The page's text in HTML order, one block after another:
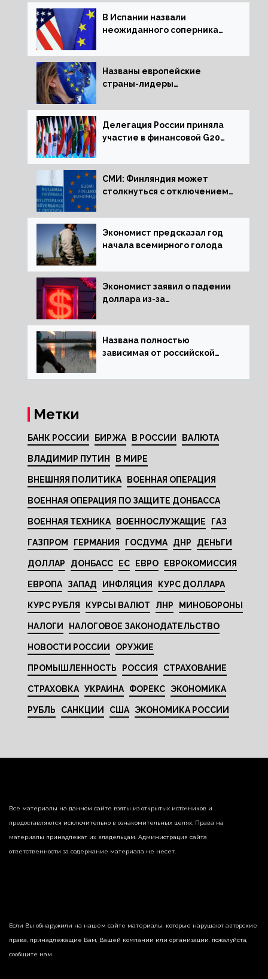
В Испании назвали
неожиданного соперника
Названы европейские
страны-лидеры
активов
Делегация России приняла
участие в финансовой G20
СМИ: Финляндия может
столкнуться с отключением
Экономист предсказал год
начала всемирного голода
Экономист заявил о падении
доллара из-за
Названа полностью
зависимая от российской
Метки
БАНК РОССИИ БИРЖА В РОССИИ ВАЛЮТА
ВЛАДИМИР ПУТИН В МИРЕ
ВНЕШНЯЯ ПОЛИТИКА ВОЕННАЯ ОПЕРАЦИЯ
ВОЕННАЯ ОПЕРАЦИЯ ПО ЗАЩИТЕ ДОНБАССА
ВОЕННАЯ ТЕХНИКА ВОЕННОСЛУЖАЩИЕ ГАЗ
ГАЗПРОМ ГЕРМАНИЯ ГОСДУМА ДНР ДЕНЬГИ
ДОЛЛАР ДОНБАСС ЕС ЕВРО ЕВРОКОМИССИЯ
ЕВРОПА ЗАПАД ИНФЛЯЦИЯ КУРС ДОЛЛАРА
КУРС РУБЛЯ КУРСЫ ВАЛЮТ ЛНР МИНОБОРОНЫ
НАЛОГИ НАЛОГОВОЕ ЗАКОНОДАТЕЛЬСТВО
НОВОСТИ РОССИИ ОРУЖИЕ
ПРОМЫШЛЕННОСТЬ РОССИЯ СТРАХОВАНИЕ
СТРАХОВКА УКРАИНА ФОРЕКС ЭКОНОМИКА
РУБЛЬ САНКЦИИ США ЭКОНОМИКА РОССИИ
Все материалы на данном сайте взяты из открытых источников и
предоставляются исключительно в ознакомительных целях. Права на
материалы принадлежат их владельцам. Администрация сайта
ответственности за содержание материала не несет.
Если Вы обнаружили на нашем сайте материалы, которые нарушают авторские
права, принадлежащие Вам, Вашей компании или организации, пожалуйста,
сообщите нам.